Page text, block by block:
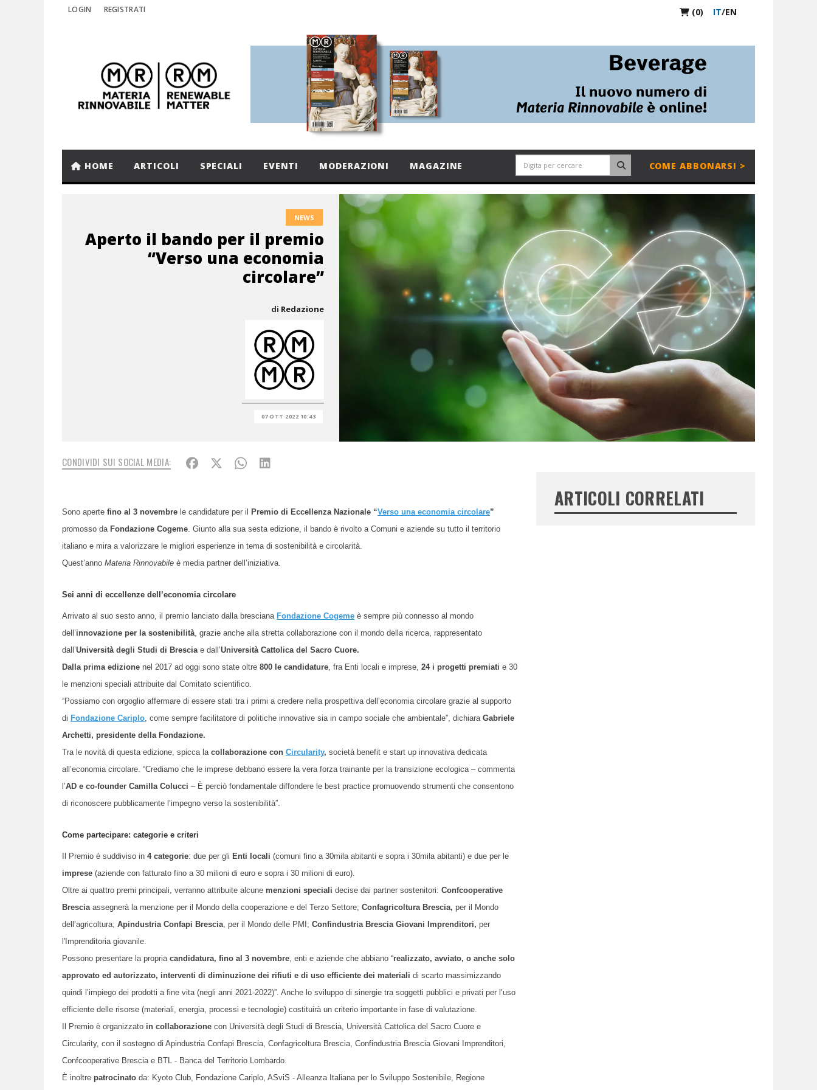
LOGIN REGISTRATI (0) IT/EN
HOME ARTICOLI SPECIALI EVENTI MODERAZIONI MAGAZINE COME ABBONARSI >
NEWS
Aperto il bando per il premio
“Verso una economia
circolare”
di Redazione
07 OTT 2022 10:43
CONDIVIDI SUI SOCIAL MEDIA:
Sono aperte fino al 3 novembre le candidature per il Premio di Eccellenza Nazionale “Verso una economia circolare”
promosso da Fondazione Cogeme. Giunto alla sua sesta edizione, il bando è rivolto a Comuni e aziende su tutto il territorio
italiano e mira a valorizzare le migliori esperienze in tema di sostenibilità e circolarità.
Quest’anno Materia Rinnovabile è media partner dell’iniziativa.
Sei anni di eccellenze dell’economia circolare
Arrivato al suo sesto anno, il premio lanciato dalla bresciana Fondazione Cogeme è sempre più connesso al mondo
dell’innovazione per la sostenibilità, grazie anche alla stretta collaborazione con il mondo della ricerca, rappresentato
dall’Università degli Studi di Brescia e dall’Università Cattolica del Sacro Cuore.
Dalla prima edizione nel 2017 ad oggi sono state oltre 800 le candidature, fra Enti locali e imprese, 24 i progetti premiati e 30
le menzioni speciali attribuite dal Comitato scientifico.
“Possiamo con orgoglio affermare di essere stati tra i primi a credere nella prospettiva dell’economia circolare grazie al supporto
di Fondazione Cariplo, come sempre facilitatore di politiche innovative sia in campo sociale che ambientale”, dichiara Gabriele
Archetti, presidente della Fondazione.
Tra le novità di questa edizione, spicca la collaborazione con Circularity, società benefit e start up innovativa dedicata
all’economia circolare. “Crediamo che le imprese debbano essere la vera forza trainante per la transizione ecologica – commenta
l’AD e co-founder Camilla Colucci – È perciò fondamentale diffondere le best practice promuovendo strumenti che consentono
di riconoscere pubblicamente l’impegno verso la sostenibilità”.
Come partecipare: categorie e criteri
Il Premio è suddiviso in 4 categorie: due per gli Enti locali (comuni fino a 30mila abitanti e sopra i 30mila abitanti) e due per le
imprese (aziende con fatturato fino a 30 milioni di euro e sopra i 30 milioni di euro).
Oltre ai quattro premi principali, verranno attribuite alcune menzioni speciali decise dai partner sostenitori: Confcooperative
Bresciaassegnerà la menzione per il Mondo della cooperazione e del Terzo Settore; Confagricoltura Brescia, per il Mondo
dell’agricoltura; Apindustria Confapi Brescia, per il Mondo delle PM I; Confindustria Brescia Giovani Imprenditori, per
l'Imprenditoria giovanile.
Possono presentare la propriacandidatura, fino al 3 novembre, enti e aziende che abbiano “realizzato, avviato, o anche solo
approvato ed autorizzato, interventi di diminuzione dei rifiuti e di uso efficiente dei materiali di scarto massimizzando
quindi l’impiego dei prodotti a fine vita (negli anni 2021-2022)”. Anche lo sviluppo di sinergie tra soggetti pubblici e privati per l’uso
efficiente delle risorse (materiali, energia, processi e tecnologie) costituirà un criterio importante in fase di valutazione.
Il Premio è organizzato in collaborazione con Università degli Studi di Brescia, Università Cattolica del Sacro Cuore e
Circularity, con il sostegno di Apindustria Confapi Brescia, Confagricoltura Brescia, Confindustria Brescia Giovani Imprenditori,
Confcooperative Brescia e BTL - Banca del Territorio Lombardo.
È inoltre patrocinato da: Kyoto Club, Fondazione Cariplo, ASviS - Alleanza Italiana per lo Sviluppo Sostenibile, Regione
ARTICOLI CORRELATI